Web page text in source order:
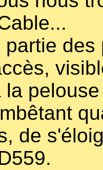
partie des
la
de